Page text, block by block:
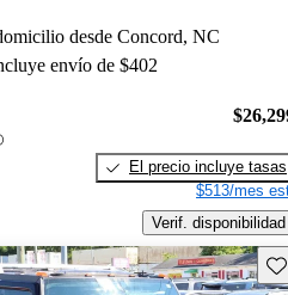
desde Concord, NC
envío de $402
El precio incluye tasas
$513/mes
Verif. disponibilidad